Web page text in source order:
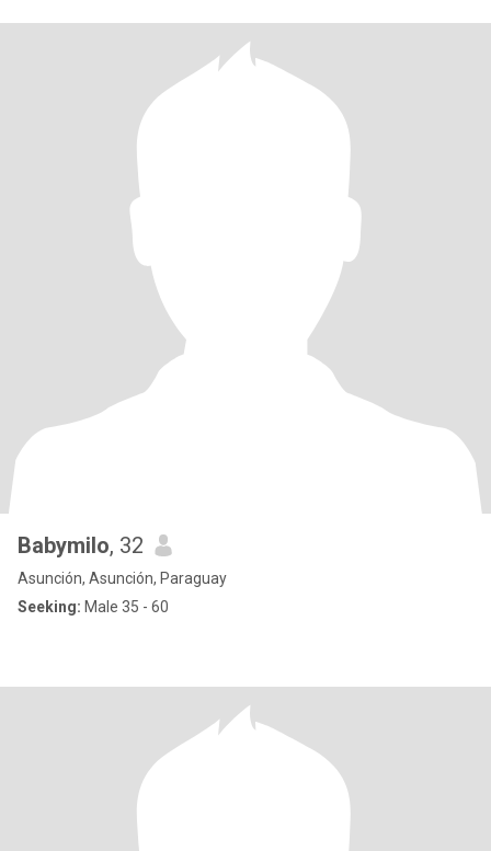
Babymilo, 32
Asunción, Asunción, Paraguay
Seeking: Male 35 - 60